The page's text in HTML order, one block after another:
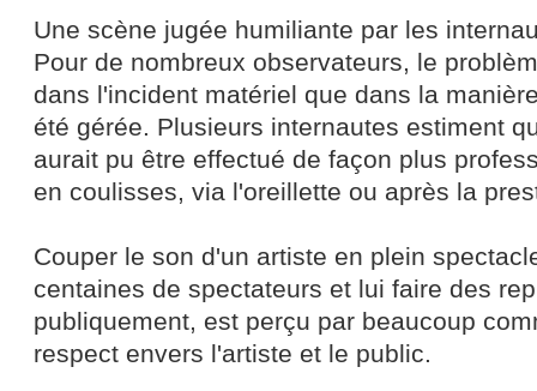
Une scène jugée humiliante par les
Pour de nombreux observateurs, le
dans l'incident matériel que dans la
été gérée. Plusieurs internautes estiment
aurait pu être effectué de façon plus
en coulisses, via l'oreillette ou après la
Couper le son d'un artiste en plein
centaines de spectateurs et lui faire des
publiquement, est perçu par beaucoup
respect envers l'artiste et le public.